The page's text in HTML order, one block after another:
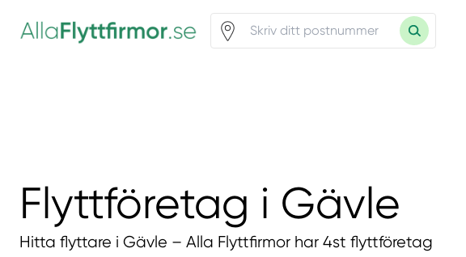
Flyttföretag i Gävle
Hitta flyttare i Gävle – Alla Flyttfirmor har 4st flyttföretag